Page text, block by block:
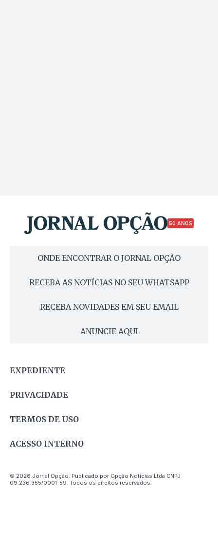
50 ANOS
ONDE ENCONTRAR O JORNAL OPÇÃO
RECEBA AS NOTÍCIAS NO SEU WHATSAPP
RECEBA NOVIDADES EM SEU EMAIL
ANUNCIE AQUI
EXPEDIENTE
PRIVACIDADE
TERMOS DE USO
ACESSO INTERNO
© 2026 Jornal Opção. Publicado por Opção Notícias Ltda CNPJ
09.236.355/0001-59. Todos os direitos reservados.